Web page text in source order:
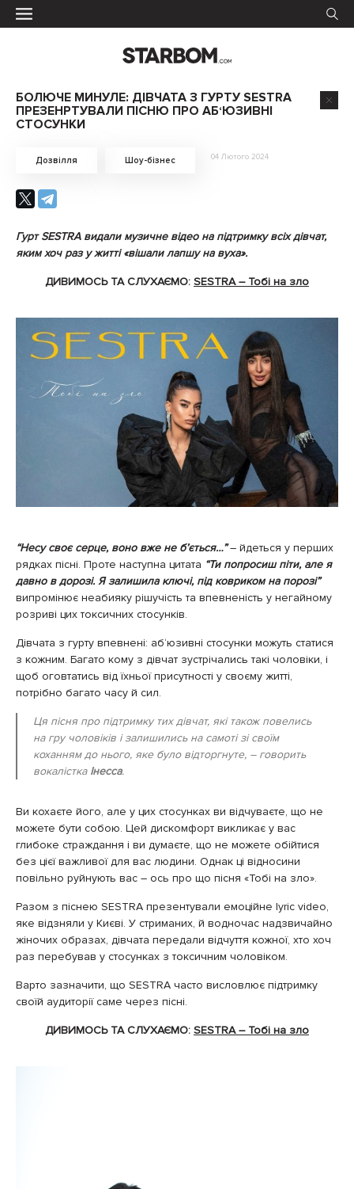
БОЛЮЧЕ МИНУЛЕ: ДІВЧАТА З ГУРТУ SESTRA
ПРЕЗЕНРТУВАЛИ ПІСНЮ ПРО АБ‘ЮЗИВНІ
СТОСУНКИ
Дозвілля Шоу-бізнес 04 Лютого 2024
Гурт SESTRA видали музичне відео на підтримку всіх дівчат,
яким хоч раз у житті «вішали лапшу на вуха».
ДИВИМОСЬ ТА СЛУХАЄМО: SESTRA – Тобі на зло
“Несу своє серце, воно вже не бʼється…”– йдеться у перших
рядках пісні. Проте наступна цитата “Ти попросиш піти, але я
давно в дорозі. Я залишила ключі, під ковриком на порозі”
випромінює неабияку рішучість та впевненість у негайному
розриві цих токсичних стосунків.
Дівчата з гурту впевнені: аб‘юзивні стосунки можуть статися
з кожним. Багато кому з дівчат зустрічались такі чоловіки, і
щоб оговтатись від їхньої присутності у своєму житті,
потрібно багато часу й сил.
Ця пісня про підтримку тих дівчат, які також повелись
на гру чоловіків і залишились на самоті зі своїм
коханням до нього, яке було відторгнуте, – говорить
вокалісткаІнесса.
Ви кохаєте його, але у цих стосунках ви відчуваєте, що не
можете бути собою. Цей дискомфорт викликає у вас
глибоке страждання і ви думаєте, що не можете обійтися
без цієї важливої для вас людини. Однак ці відносини
повільно руйнують вас – ось про що пісня «Тобі на зло».
Разом з піснею SESTRA презентували емоційне lyric video,
яке відзняли у Києві. У стриманих, й водночас надзвичайно
жіночих образах, дівчата передали відчуття кожної, хто хоч
раз перебував у стосунках з токсичним чоловіком.
Варто зазначити, що SESTRA часто висловлює підтримку
своїй аудиторії саме через пісні.
ДИВИМОСЬ ТА СЛУХАЄМО: SESTRA – Тобі на зло